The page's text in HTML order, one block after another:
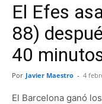
El Efes
88)
40
Por Javier Maestro - 4
El Barcelona ganó